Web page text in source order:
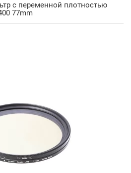
с переменной плотностью
77mm